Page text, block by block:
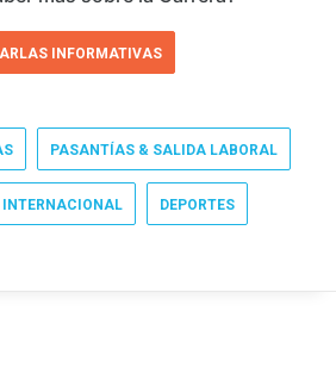
INFORMATIVAS
PASANTÍAS & SALIDA LABORAL
DEPORTES